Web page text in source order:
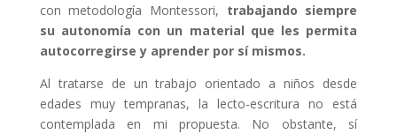
con metodología Montessori, trabajando siempre
su autonomía con un material que les permita
autocorregirse y aprender por sí mismos.
Al tratarse de un trabajo orientado a niños desde
edades muy tempranas, la lecto-escritura no está
contemplada en mi propuesta. No obstante, sí